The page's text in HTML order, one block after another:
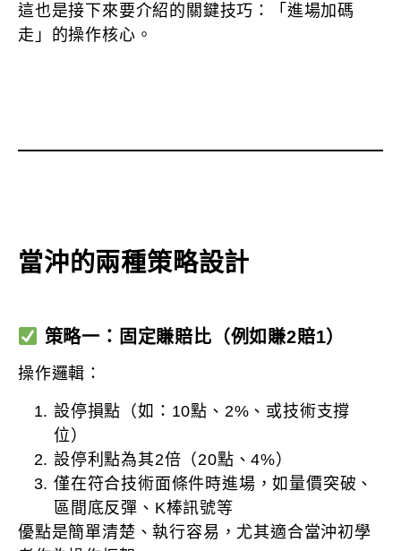
這也是接下來要介紹的關鍵技巧：「進場加碼
走」的操作核心。
當沖的兩種策略設計
策略一：固定賺賠比（例如賺2賠1）
操作邏輯：
設停損點（如：10點、2%、或技術支撐
位）
設停利點為其2倍（20點、4%）
僅在符合技術面條件時進場，如量價突破、
區間底反彈、K棒訊號等
優點是簡單清楚、執行容易，尤其適合當沖初學